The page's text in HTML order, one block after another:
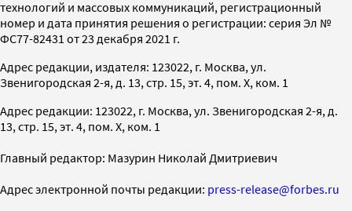
технологий и массовых коммуникаций, регистрационный
номер и дата принятия решения о регистрации: серия Эл №
ФС77-82431 от 23 декабря 2021 г.
Адрес редакции, издателя: 123022, г. Москва, ул.
Звенигородская 2-я, д. 13, стр. 15, эт. 4, пом. X, ком. 1
Адрес редакции: 123022, г. Москва, ул. Звенигородская 2-я, д.
13, стр. 15, эт. 4, пом. X, ком. 1
Главный редактор: Мазурин Николай Дмитриевич
Адрес электронной почты редакции: press-release@forbes.ru